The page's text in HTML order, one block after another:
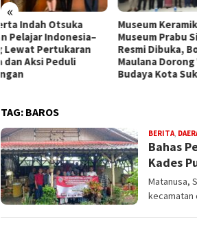
«
Museum Keramik dan
Museum Prabu Siliwangi
Resmi Dibuka, Bobby
Maulana Dorong Wisata
Budaya Kota Sukabumi
Dugaan
Narkoba
Minta
TAG: BAROS
BERITA,
Bahas
Kades
Matanusa,
kecamatan